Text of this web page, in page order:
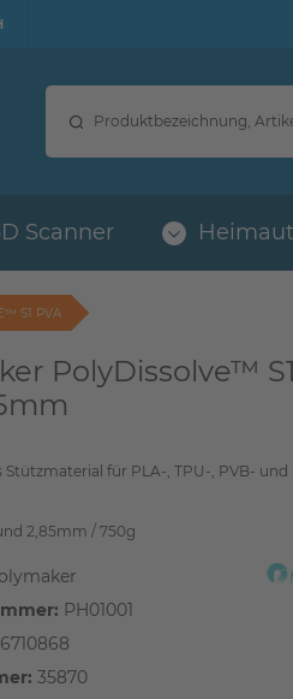
Scanner
S1 PVA
PolyDissolve™ S1
Stützmaterial für PLA-, TPU-, PVB- und
2,85mm / 750g
PH01001
35870